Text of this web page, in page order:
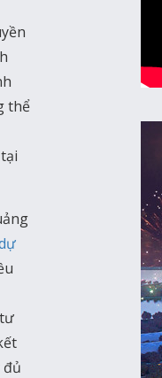
thể
đủ